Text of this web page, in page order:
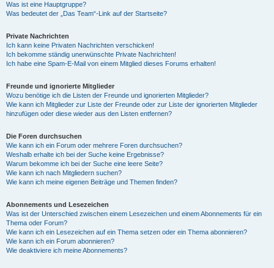
Was ist eine Hauptgruppe?
Was bedeutet der „Das Team“-Link auf der Startseite?
Private Nachrichten
Ich kann keine Privaten Nachrichten verschicken!
Ich bekomme ständig unerwünschte Private Nachrichten!
Ich habe eine Spam-E-Mail von einem Mitglied dieses Forums erhalten!
Freunde und ignorierte Mitglieder
Wozu benötige ich die Listen der Freunde und ignorierten Mitglieder?
Wie kann ich Mitglieder zur Liste der Freunde oder zur Liste der ignorierten Mitglieder
hinzufügen oder diese wieder aus den Listen entfernen?
Die Foren durchsuchen
Wie kann ich ein Forum oder mehrere Foren durchsuchen?
Weshalb erhalte ich bei der Suche keine Ergebnisse?
Warum bekomme ich bei der Suche eine leere Seite?
Wie kann ich nach Mitgliedern suchen?
Wie kann ich meine eigenen Beiträge und Themen finden?
Abonnements und Lesezeichen
Was ist der Unterschied zwischen einem Lesezeichen und einem Abonnements für ein
Thema oder Forum?
Wie kann ich ein Lesezeichen auf ein Thema setzen oder ein Thema abonnieren?
Wie kann ich ein Forum abonnieren?
Wie deaktiviere ich meine Abonnements?